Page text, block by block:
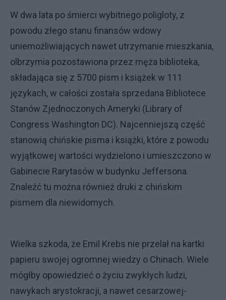
W dwa lata po śmierci wybitnego poligloty, z
powodu złego stanu finansów wdowy
uniemożliwiających nawet utrzymanie mieszkania,
olbrzymia pozostawiona przez męża biblioteka,
składająca się z 5700 pism i książek w 111
językach, w całości została sprzedana Bibliotece
Stanów Zjednoczonych Ameryki (Library of
Congress Washington DC). Najcenniejszą część
stanowią chińskie pisma i książki, które z powodu
wyjątkowej wartości wydzielono i umieszczono w
Gabinecie Rarytasów w budynku Jeffersona.
Znaleźć tu można również druki z chińskim
pismem dla niewidomych.
Wielka szkoda, że Emil Krebs nie przelał na kartki
papieru swojej ogromnej wiedzy o Chinach. Wiele
mógłby opowiedzieć o życiu zwykłych ludzi,
nawykach arystokracji, a nawet cesarzowej-